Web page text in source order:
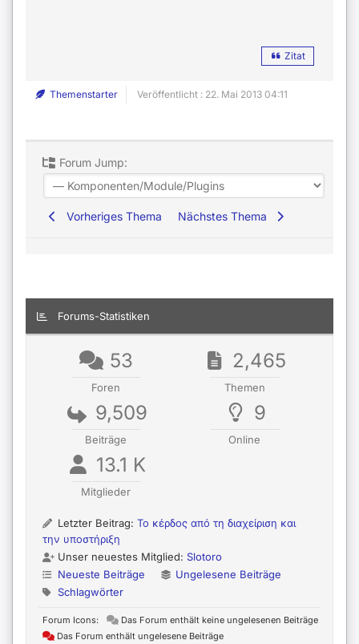
Zitat
Themenstarter Veröffentlicht : 22. Mai 2013 04:11
Forum Jump:
Vorheriges Thema Nächstes Thema
Forums-Statistiken
53
Foren
2,465
Themen
9,509
Beiträge
9
Online
13.1 K
Mitglieder
Letzter Beitrag: Το κέρδος από τη διαχείριση και
την υποστήριξη
Unser neuestes Mitglied: Slotoro
Neueste Beiträge
Ungelesene Beiträge
Schlagwörter
Forum Icons:
Das Forum enthält keine ungelesenen Beiträge
Das Forum enthält ungelesene Beiträge